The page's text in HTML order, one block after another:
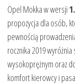
Opel Mokka w wersji
propozycja dla osób,
pewnością
rocznika 2019
wysokoprężnym oraz
komfort kierowcy i